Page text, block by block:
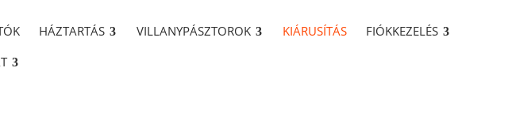
HÁZTARTÁS VILLANYPÁSZTOROK KIÁRUSÍTÁS
FIÓKKEZELÉS